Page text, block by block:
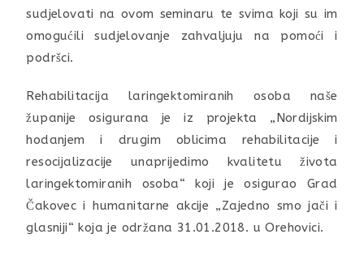
sudjelovati na ovom seminaru te svima koji su im
omogućili sudjelovanje zahvaljuju na pomoći i
podršci.
Rehabilitacija laringektomiranih osoba naše
županije osigurana je iz projekta „Nordijskim
hodanjem i drugim oblicima rehabilitacije i
resocijalizacije unaprijedimo kvalitetu života
laringektomiranih osoba“ koji je osigurao Grad
Čakovec i humanitarne akcije „Zajedno smo jači i
glasniji“ koja je održana 31.01.2018. u Orehovici.